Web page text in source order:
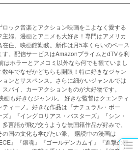
ロック音楽とアクション映画をこよなく愛する
主婦。漫画とアニメも大好き！専門はアメリカ
在住、映画館勤務。新作は月5本くらいのペース
す。配信サービスはAmazonプライムとdTVを利
はホラーとアメコミ以外なら何でも観ていまし
数年でなぜかどちらも開眼！特に好きなジャン
ョンとサスペンス。さらに細かいジャンルでは
スパイ、カーアクションものが大好物です。
画も好きなジャンル。 好きな監督はクエンティ
ティーノ。好きな作品は『ナチュラル・ボー
ズ』『イングロリアス・バスターズ』『シン・
多言語が飛び交うような無国籍作品が好みで、
の国の文化も学びたい派。 購読中の漫画は
』『銀魂』『ゴールデンカムイ』『進撃の巨